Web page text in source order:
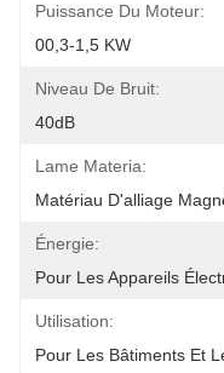
Puissance Du Moteur:
00,3-1,5 KW
Niveau De Bruit:
40dB
Lame Materia:
Matériau D'alliage
Énergie:
Pour Les Appareils
Utilisation:
Pour Les Bâtiments Et